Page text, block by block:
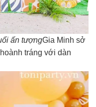
ấn tượngGia Minh sở
tráng với dàn